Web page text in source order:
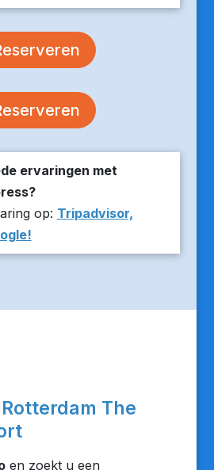
ervaringen met
op: Tripadvisor,
The
en zoekt u een